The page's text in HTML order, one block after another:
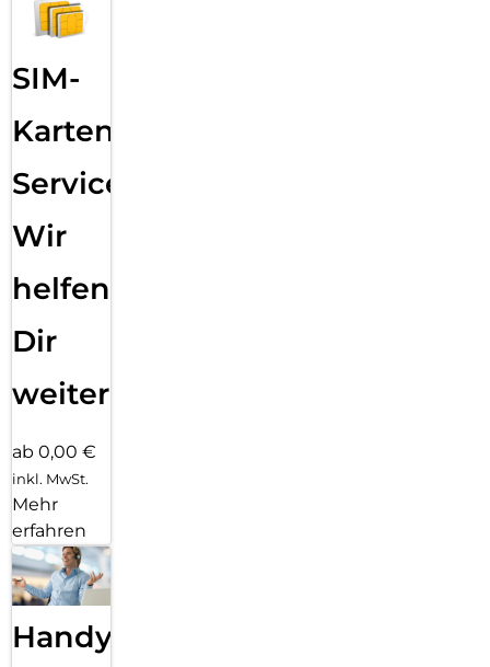
einfach anpassbaren Zifferblättern und einer großen Auswahl
an Armbändern in unterschiedlichen Farben, Stilen und
SIM-
Karten
Service:
Wir
helfen
Dir
weiter
ab 0,00 €
inkl. MwSt.
Mehr
erfahren
Handy